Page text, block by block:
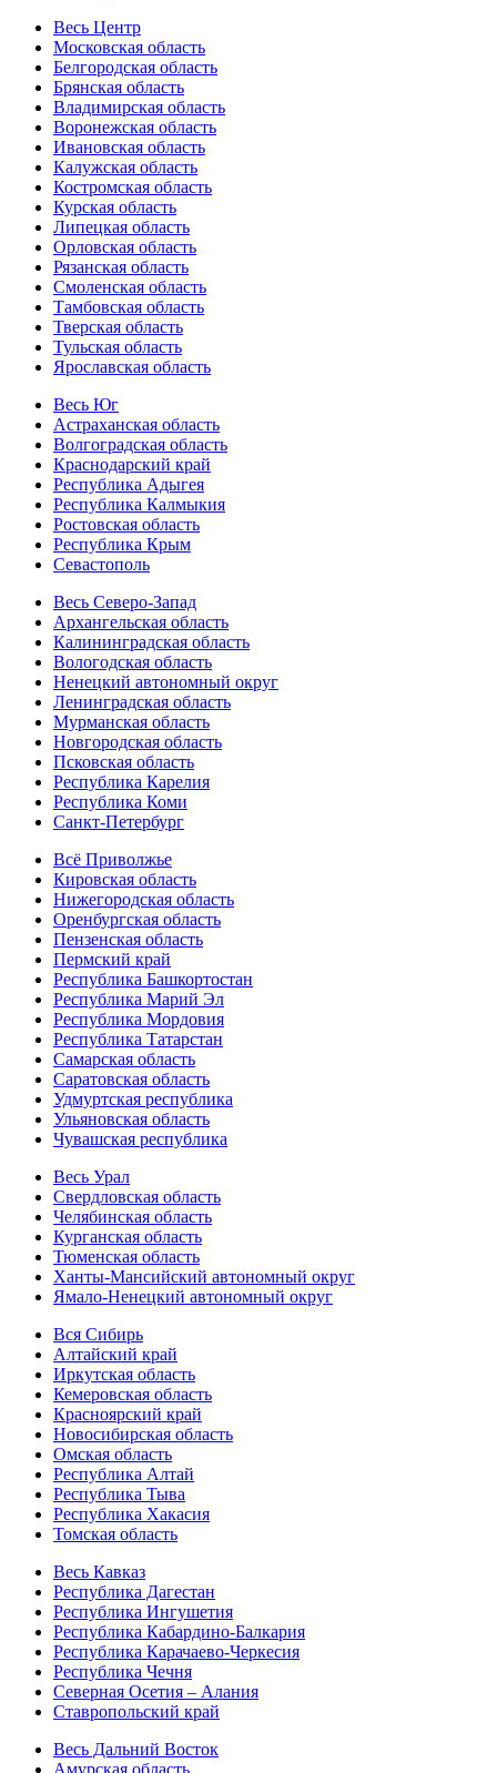
Весь Центр
Московская область
Белгородская область
Брянская область
Владимирская область
Воронежская область
Ивановская область
Калужская область
Костромская область
Курская область
Липецкая область
Орловская область
Рязанская область
Смоленская область
Тамбовская область
Тверская область
Тульская область
Ярославская область
Весь Юг
Астраханская область
Волгоградская область
Краснодарский край
Республика Адыгея
Республика Калмыкия
Ростовская область
Республика Крым
Севастополь
Весь Северо-Запад
Архангельская область
Калининградская область
Вологодская область
Ненецкий автономный округ
Ленинградская область
Мурманская область
Новгородская область
Псковская область
Республика Карелия
Республика Коми
Санкт-Петербург
Всё Приволжье
Кировская область
Нижегородская область
Оренбургская область
Пензенская область
Пермский край
Республика Башкортостан
Республика Марий Эл
Республика Мордовия
Республика Татарстан
Самарская область
Саратовская область
Удмуртская республика
Ульяновская область
Чувашская республика
Весь Урал
Свердловская область
Челябинская область
Курганская область
Тюменская область
Ханты-Мансийский автономный округ
Ямало-Ненецкий автономный округ
Вся Сибирь
Алтайский край
Иркутская область
Кемеровская область
Красноярский край
Новосибирская область
Омская область
Республика Алтай
Республика Тыва
Республика Хакасия
Томская область
Весь Кавказ
Республика Дагестан
Республика Ингушетия
Республика Кабардино-Балкария
Республика Карачаево-Черкесия
Республика Чечня
Северная Осетия – Алания
Ставропольский край
Весь Дальний Восток
Амурская область